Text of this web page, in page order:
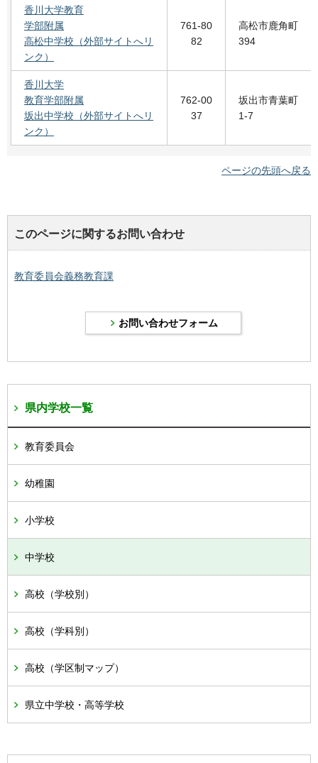
香川大学教育
学部附属
高松中学校（外部サイトへリ
ンク）
761-80
82
高松市鹿角町
394
香川大学
教育学部附属
坂出中学校（外部サイトへリ
ンク）
762-00
37
坂出市青葉町
1-7
ページの先頭へ戻る
このページに関するお問い合わせ
教育委員会義務教育課
県内学校一覧
教育委員会
幼稚園
小学校
中学校
高校（学校別）
高校（学科別）
高校（学区制マップ）
県立中学校・高等学校